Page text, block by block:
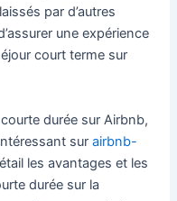
par d’autres
une expérience
court terme sur
durée sur Airbnb,
surairbnb-
les avantages et les
durée sur la